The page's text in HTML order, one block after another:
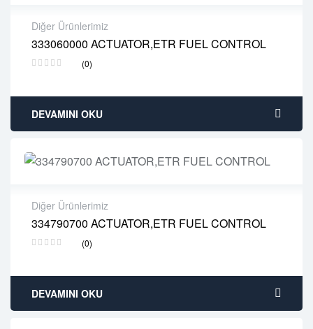
Diğer Ürünlerimiz
333060000 ACTUATOR,ETR FUEL CONTROL
(0)
2 years warranty
Delivery time: 1-2 business days
DEVAMINI OKU
Diğer Ürünlerimiz
334790700 ACTUATOR,ETR FUEL CONTROL
(0)
2 years warranty
Delivery time: 1-2 business days
DEVAMINI OKU